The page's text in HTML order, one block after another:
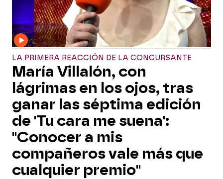
LA PRIMERA REACCIÓN DE LA CONCURSANTE
María Villalón, con
lágrimas en los ojos, tras
ganar las séptima edición
de 'Tu cara me suena':
"Conocer a mis
compañeros vale más que
cualquier premio"